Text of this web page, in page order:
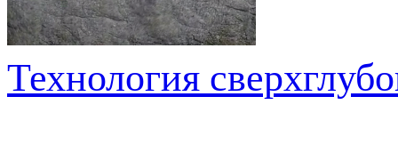
Технология